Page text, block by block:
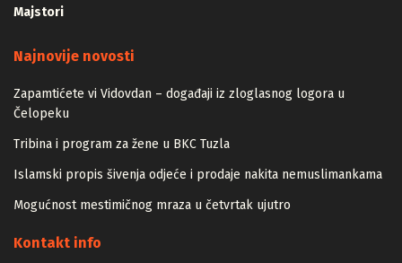
Majstori
Najnovije novosti
Zapamtićete vi Vidovdan – događaji iz zloglasnog logora u
Čelopeku
Tribina i program za žene u BKC Tuzla
Islamski propis šivenja odjeće i prodaje nakita nemuslimankama
Mogućnost mestimičnog mraza u četvrtak ujutro
Kontakt info